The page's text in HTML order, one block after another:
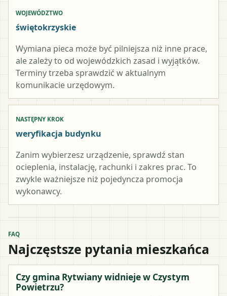
WOJEWÓDZTWO
świętokrzyskie
Wymiana pieca może być pilniejsza niż inne prace,
ale zależy to od wojewódzkich zasad i wyjątków.
Terminy trzeba sprawdzić w aktualnym
komunikacie urzędowym.
NASTĘPNY KROK
weryfikacja budynku
Zanim wybierzesz urządzenie, sprawdź stan
ocieplenia, instalację, rachunki i zakres prac. To
zwykle ważniejsze niż pojedyncza promocja
wykonawcy.
FAQ
Najczęstsze pytania mieszkańca
Czy gmina Rytwiany widnieje w Czystym
Powietrzu?